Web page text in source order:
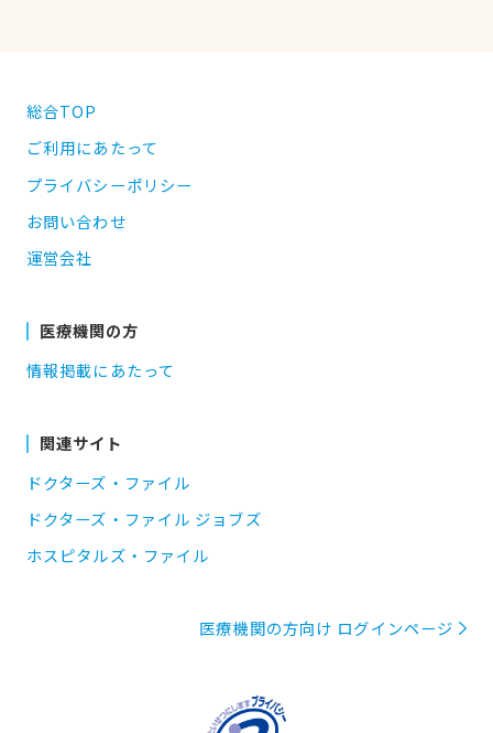
総合TOP
ご利用にあたって
プライバシーポリシー
お問い合わせ
運営会社
医療機関の方
情報掲載にあたって
関連サイト
ドクターズ・ファイル
ドクターズ・ファイル ジョブズ
ホスピタルズ・ファイル
医療機関の方向け ログインページ